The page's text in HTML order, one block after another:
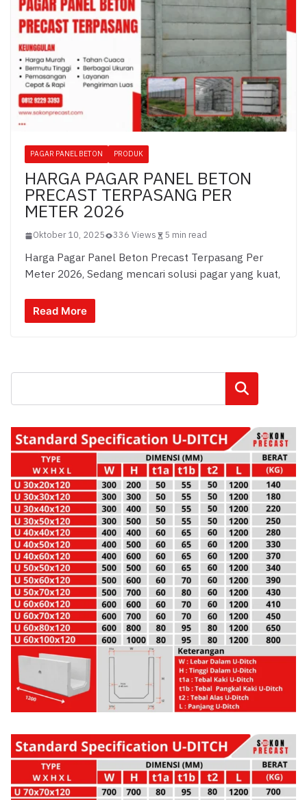
PAGAR PANEL BETON PRODUK
HARGA PAGAR PANEL BETON
PRECAST TERPASANG PER
METER 2026
Oktober 10, 2025 336 Views 5 min read
Harga Pagar Panel Beton Precast Terpasang Per
Meter 2026, Sedang mencari solusi pagar yang kuat,
Read More
Cari